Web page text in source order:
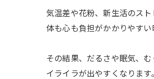
気温差や花粉、新生活のスト
体も心も負担がかかりやすい
その結果、だるさや眠気、
イライラが出やすくなります。